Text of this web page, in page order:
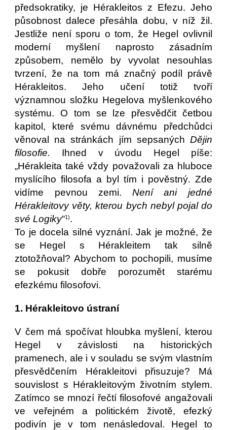
předsokratiky, je Hérakleitos z Efezu. Jeho
působnost dalece přesáhla dobu, v níž žil.
Jestliže není sporu o tom, že Hegel ovlivnil
moderní myšlení naprosto zásadním
způsobem, nemělo by vyvolat nesouhlas
tvrzení, že na tom má značný podíl právě
Hérakleitos. Jeho učení totiž tvoří
významnou složku Hegelova myšlenkového
systému. O tom se lze přesvědčit četbou
kapitol, které svému dávnému předchůdci
věnoval na stránkách jím sepsaných Dějin
filosofie.
Ihned v úvodu Hegel píše:
„Hérakleita také vždy považovali za hluboce
myslícího filosofa a byl tím i pověstný. Zde
vidíme pevnou zemi.Není ani jedné
Hérakleitovy věty, kterou bych nebyl pojal do
své Logiky“1).
To je docela silné vyznání. Jak je možné, že
se Hegel s Hérakleitem tak silně
ztotožňoval? Abychom to pochopili, musíme
se pokusit dobře porozumět starému
efezkému filosofovi.
1. Hérakleitovo ústraní
V čem má spočívat hloubka myšlení, kterou
Hegel v závislosti na historických
pramenech, ale i v souladu se svým vlastním
přesvědčením Hérakleitovi přisuzuje? Má
souvislost s Hérakleitovým životním stylem.
Zatímco se mnozí řečtí filosofové angažovali
ve veřejném a politickém životě, efezký
podivín je v tom nenásledoval. Hegel to